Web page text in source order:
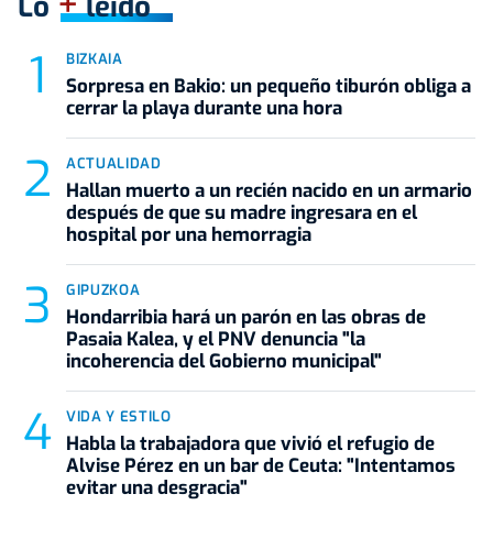
BIZKAIA
Sorpresa en Bakio: un pequeño tiburón obliga a
cerrar la playa durante una hora
ACTUALIDAD
Hallan muerto a un recién nacido en un armario
después de que su madre ingresara en el
hospital por una hemorragia
GIPUZKOA
Hondarribia hará un parón en las obras de
Pasaia Kalea, y el PNV denuncia "la
incoherencia del Gobierno municipal"
VIDA Y ESTILO
Habla la trabajadora que vivió el refugio de
Alvise Pérez en un bar de Ceuta: "Intentamos
evitar una desgracia"